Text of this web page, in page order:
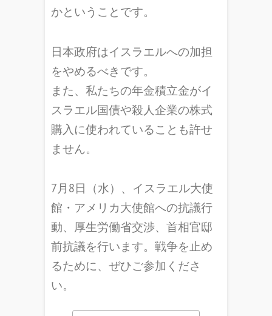
かということです。
日本政府はイスラエルへの加担
をやめるべきです。
また、私たちの年金積立金がイ
スラエル国債や殺人企業の株式
購入に使われていることも許せ
ません。
7月8日（水）、イスラエル大使
館・アメリカ大使館への抗議行
動、厚生労働省交渉、首相官邸
前抗議を行います。戦争を止め
るために、ぜひご参加くださ
い。